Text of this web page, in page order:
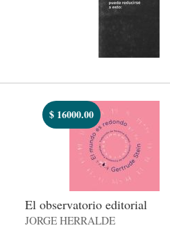
$ 16000.00
El observatorio editorial
JORGE HERRALDE